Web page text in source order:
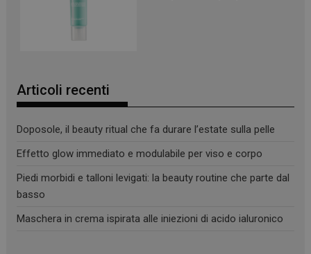
Articoli recenti
Doposole, il beauty ritual che fa durare l’estate sulla pelle
Effetto glow immediato e modulabile per viso e corpo
Piedi morbidi e talloni levigati: la beauty routine che parte dal
basso
Maschera in crema ispirata alle iniezioni di acido ialuronico